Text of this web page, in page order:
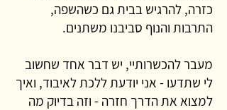
כזרה, להרגיש בבית גם כשהשפה,
התרבות והנוף סביבנו משתנים.
מעבר להכשרותיי, יש דבר אחד שחשוב
לי שתדעו - אני יודעת ללכת לאיבוד, ואיך
למצוא את הדרך חזרה - וזה בדיוק מה